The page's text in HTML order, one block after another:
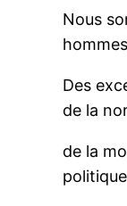
Nous
hommes
Des
de la
de la